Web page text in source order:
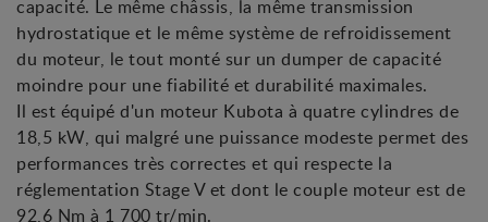
capacité. Le même châssis, la même transmission
hydrostatique et le même système de refroidissement
du moteur, le tout monté sur un dumper de capacité
moindre pour une fiabilité et durabilité maximales.
Il est équipé d'un moteur Kubota à quatre cylindres de
18,5 kW, qui malgré une puissance modeste permet des
performances très correctes et qui respecte la
réglementation Stage V et dont le couple moteur est de
92,6 Nm à 1 700 tr/min.